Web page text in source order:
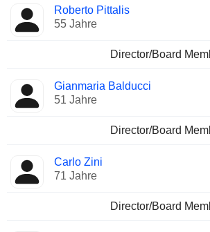
Roberto Pittalis
55 Jahre
Director/Board
Gianmaria Balducci
51 Jahre
Director/Board
Carlo Zini
71 Jahre
Director/Board